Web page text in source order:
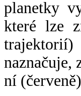
planetky
které lze
trajektorií)
naznačuje,
ní